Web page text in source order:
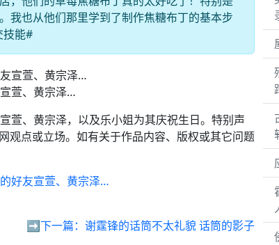
我也从他们那里学到了制作焦糖布丁的基本步
技能#
萱、黄宗泽…
萱、黄宗泽，以及乐小姐为其庆祝生日。特别声
观点或立场。如有关于作品内容、版权或其它问题
好友宣萱、黄宗泽…
➡️下一篇： 谢霆锋的话筒不太礼貌 话筒的影子